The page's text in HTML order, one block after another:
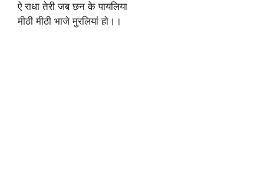
ऐ राधा तेरी जब छन के पायलिया
मीठी मीठी भाजे मुरलियां हो।।